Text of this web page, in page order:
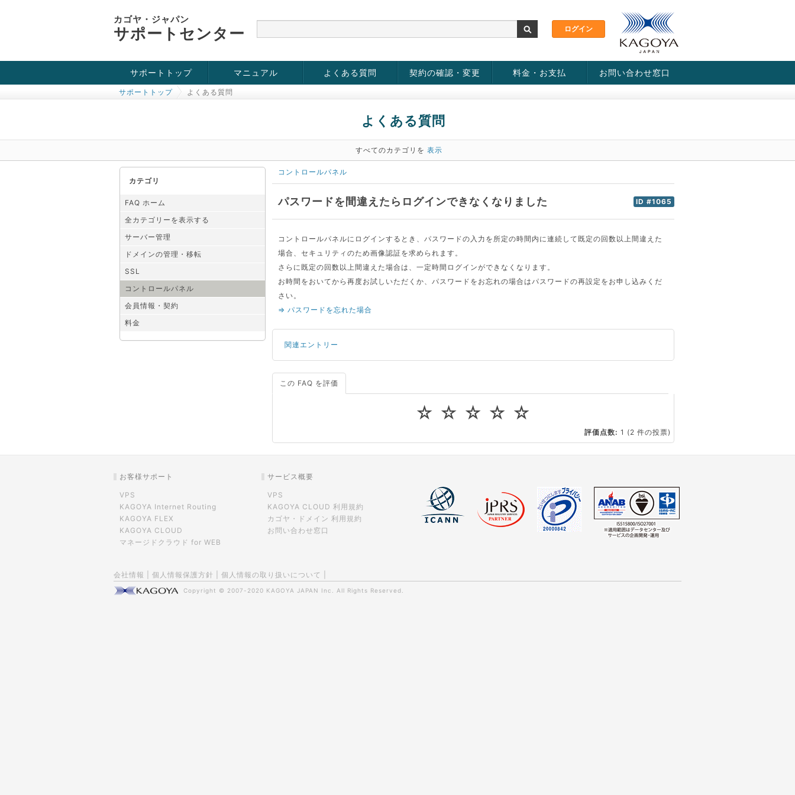
カゴヤ・ジャパン
サポートセンター
サポートトップ
お役立ち情報
チュートリアル
障害・メンテナンス情報
マニュアル よくある質問 契約の確認・変更 料金・お支払 お問い合わせ窓口
サポートトップ よくある質問
よくある質問
すべてのカテゴリを 表示
カテゴリ
FAQ ホーム
全カテゴリーを表示する
サーバー管理
ドメインの管理・移転
SSL
コントロールパネル
会員情報・契約
料金
コントロールパネル
ID #1065
パスワードを間違えたらログインできなくなりました
コントロールパネルにログインするとき、パスワードの入力を所定の時間内に連続して既定の回数以上間違えた
場合、セキュリティのため画像認証を求められます。
さらに既定の回数以上間違えた場合は、一定時間ログインができなくなります。
お時間をおいてから再度お試しいただくか、パスワードをお忘れの場合はパスワードの再設定をお申し込みくだ
さい。
⇒ パスワードを忘れた場合
関連エントリー
サーバーが重いので調査してほしい
CPUやメモリをアップグレードしたい
この FAQ を評価
☆
☆
☆
☆
☆
評価点数: 1 (2 件の投票)
お客様サポート
VPS
KAGOYA Internet Routing
KAGOYA FLEX
KAGOYA CLOUD
マネージドクラウド for WEB
サービス概要
VPS
KAGOYA CLOUD 利用規約
カゴヤ・ドメイン 利用規約
お問い合わせ窓口
会社情報 個人情報保護方針 個人情報の取り扱いについて
Copyright © 2007-2020 KAGOYA JAPAN Inc. All Rights Reserved.